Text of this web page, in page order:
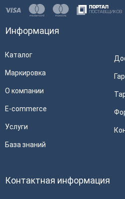
Информация
Каталог
Маркировка
О компании
E-commerce
Услуги
База знаний
Контактная информация